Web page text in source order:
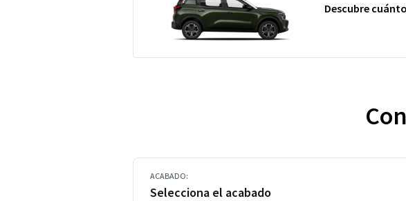
Descubre
ACABADO:
Selecciona el acabado